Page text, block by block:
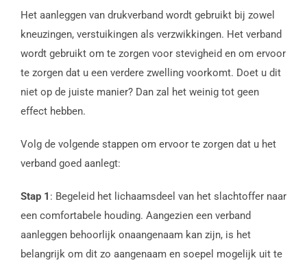
Het aanleggen van drukverband wordt gebruikt bij zowel
kneuzingen, verstuikingen als verzwikkingen. Het verband
wordt gebruikt om te zorgen voor stevigheid en om ervoor
te zorgen dat u een verdere zwelling voorkomt. Doet u dit
niet op de juiste manier? Dan zal het weinig tot geen
effect hebben.
Volg de volgende stappen om ervoor te zorgen dat u het
verband goed aanlegt:
Stap 1 : Begeleid het lichaamsdeel van het slachtoffer naar
een comfortabele houding. Aangezien een verband
aanleggen behoorlijk onaangenaam kan zijn, is het
belangrijk om dit zo aangenaam en soepel mogelijk uit te